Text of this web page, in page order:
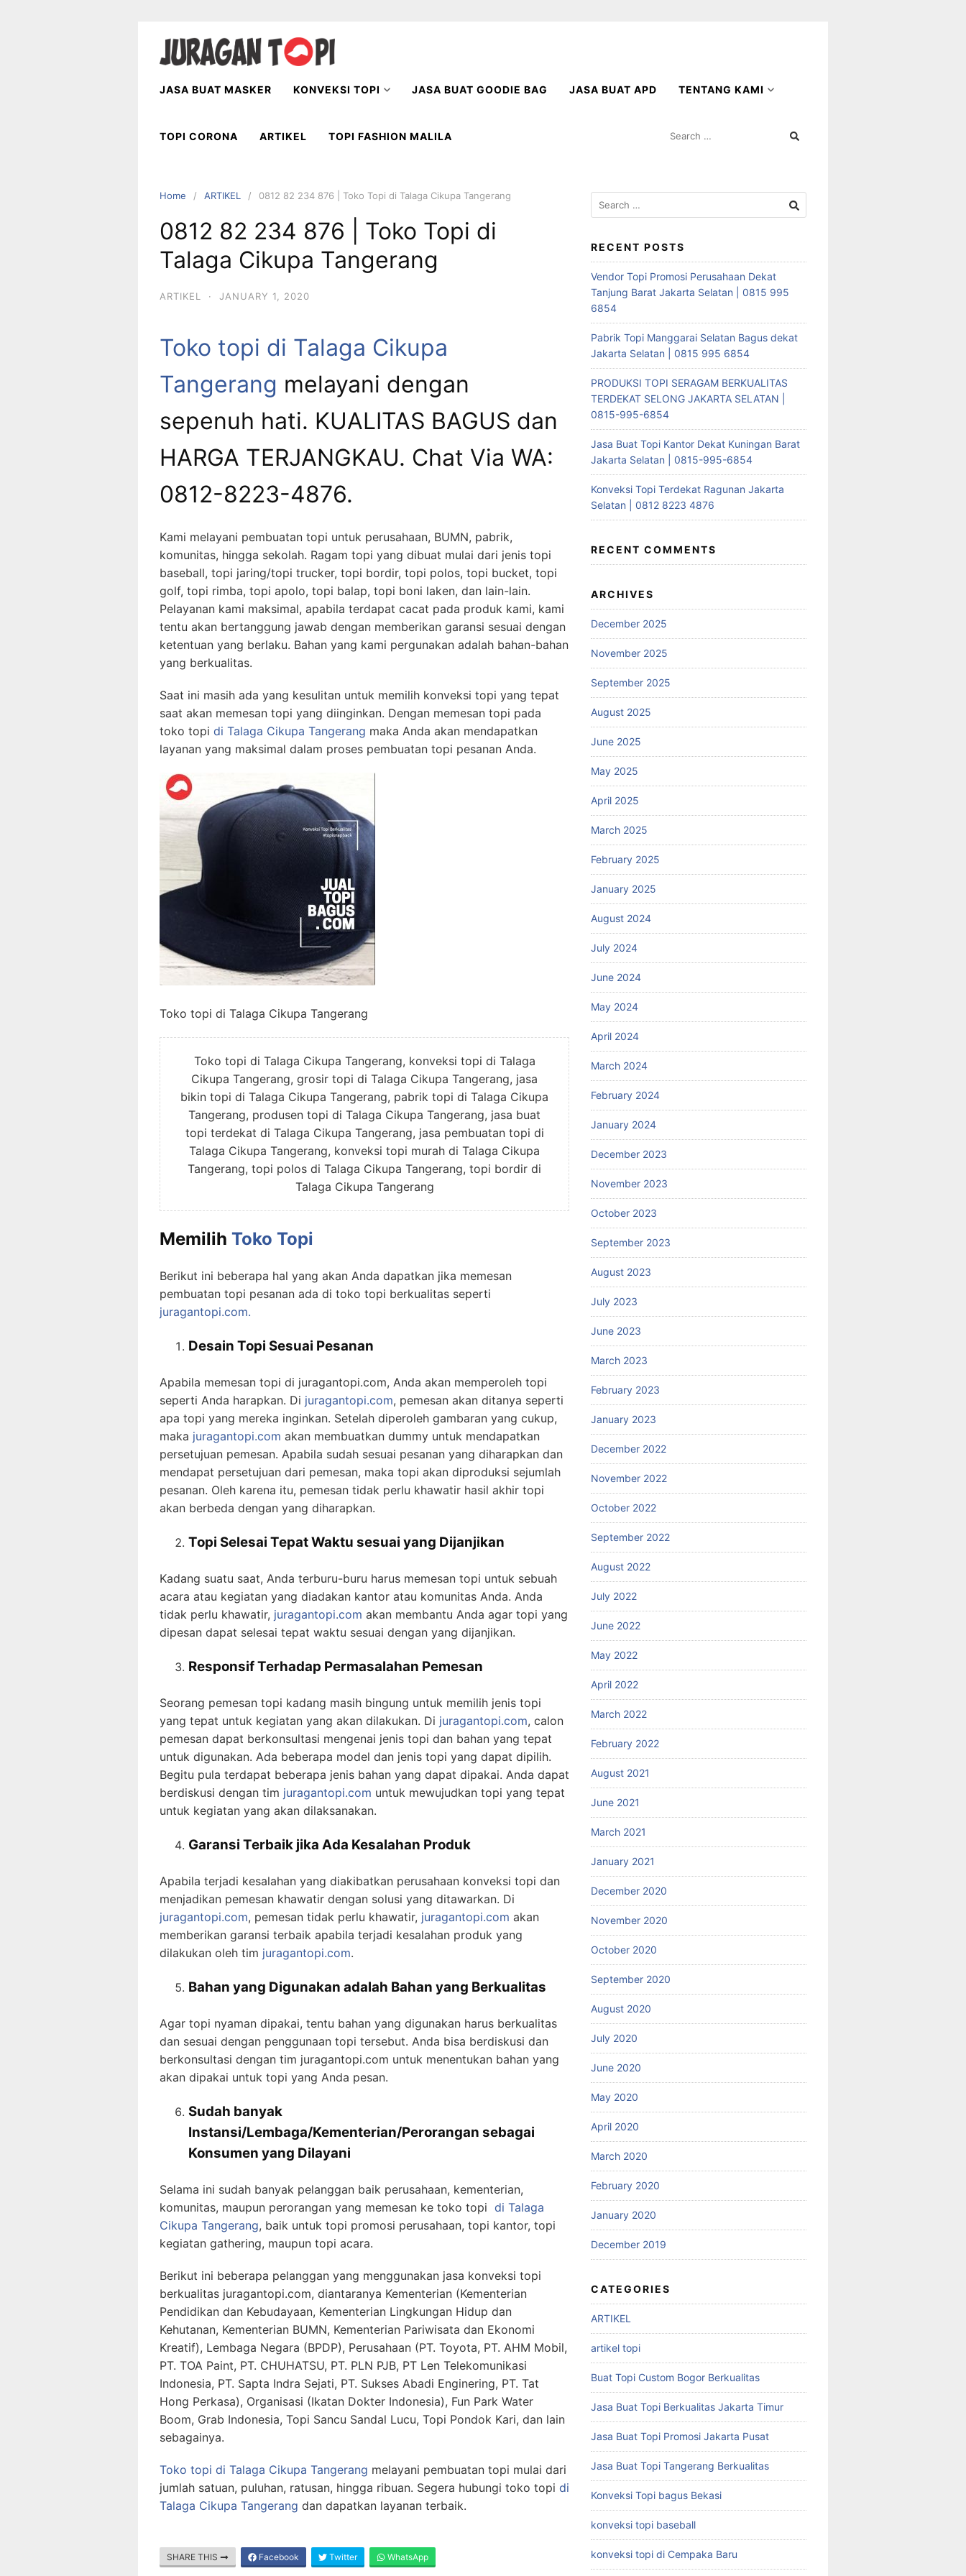
JASA BUAT MASKER KONVEKSI TOPI JASA BUAT GOODIE BAG JASA BUAT APD TENTANG KAMI
TOPI CORONA ARTIKEL TOPI FASHION MALILA
Home ARTIKEL 0812 82 234 876 | Toko Topi di Talaga Cikupa Tangerang
0812 82 234 876 | Toko Topi di
Talaga Cikupa Tangerang
ARTIKEL · JANUARY 1, 2020
Toko topi di Talaga Cikupa
Tangerang melayani dengan
sepenuh hati. KUALITAS BAGUS dan
HARGA TERJANGKAU. Chat Via WA:
0812-8223-4876.
Kami melayani pembuatan topi untuk perusahaan, BUMN, pabrik,
komunitas, hingga sekolah. Ragam topi yang dibuat mulai dari jenis topi
baseball, topi jaring/topi trucker, topi bordir, topi polos, topi bucket, topi
golf, topi rimba, topi apolo, topi balap, topi boni laken, dan lain-lain.
Pelayanan kami maksimal, apabila terdapat cacat pada produk kami, kami
tentu akan bertanggung jawab dengan memberikan garansi sesuai dengan
ketentuan yang berlaku. Bahan yang kami pergunakan adalah bahan-bahan
yang berkualitas.
Saat ini masih ada yang kesulitan untuk memilih konveksi topi yang tepat
saat akan memesan topi yang diinginkan. Dengan memesan topi pada
toko topi di Talaga Cikupa Tangerang maka Anda akan mendapatkan
layanan yang maksimal dalam proses pembuatan topi pesanan Anda.
Toko topi di Talaga Cikupa Tangerang
Toko topi di Talaga Cikupa Tangerang, konveksi topi di Talaga
Cikupa Tangerang, grosir topi di Talaga Cikupa Tangerang, jasa
bikin topi di Talaga Cikupa Tangerang, pabrik topi di Talaga Cikupa
Tangerang, produsen topi di Talaga Cikupa Tangerang, jasa buat
topi terdekat di Talaga Cikupa Tangerang, jasa pembuatan topi di
Talaga Cikupa Tangerang, konveksi topi murah di Talaga Cikupa
Tangerang, topi polos di Talaga Cikupa Tangerang, topi bordir di
Talaga Cikupa Tangerang
Memilih Toko Topi
Berikut ini beberapa hal yang akan Anda dapatkan jika memesan
pembuatan topi pesanan ada di toko topi berkualitas seperti
juragantopi.com.
Desain Topi Sesuai Pesanan
Apabila memesan topi di juragantopi.com, Anda akan memperoleh topi
seperti Anda harapkan. Di juragantopi.com, pemesan akan ditanya seperti
apa topi yang mereka inginkan. Setelah diperoleh gambaran yang cukup,
maka juragantopi.com akan membuatkan dummy untuk mendapatkan
persetujuan pemesan. Apabila sudah sesuai pesanan yang diharapkan dan
mendapat persetujuan dari pemesan, maka topi akan diproduksi sejumlah
pesanan. Oleh karena itu, pemesan tidak perlu khawatir hasil akhir topi
akan berbeda dengan yang diharapkan.
Topi Selesai Tepat Waktu sesuai yang Dijanjikan
Kadang suatu saat, Anda terburu-buru harus memesan topi untuk sebuah
acara atau kegiatan yang diadakan kantor atau komunitas Anda. Anda
tidak perlu khawatir, juragantopi.com akan membantu Anda agar topi yang
dipesan dapat selesai tepat waktu sesuai dengan yang dijanjikan.
Responsif Terhadap Permasalahan Pemesan
Seorang pemesan topi kadang masih bingung untuk memilih jenis topi
yang tepat untuk kegiatan yang akan dilakukan. Di juragantopi.com, calon
pemesan dapat berkonsultasi mengenai jenis topi dan bahan yang tepat
untuk digunakan. Ada beberapa model dan jenis topi yang dapat dipilih.
Begitu pula terdapat beberapa jenis bahan yang dapat dipakai. Anda dapat
berdiskusi dengan tim juragantopi.com untuk mewujudkan topi yang tepat
untuk kegiatan yang akan dilaksanakan.
Garansi Terbaik jika Ada Kesalahan Produk
Apabila terjadi kesalahan yang diakibatkan perusahaan konveksi topi dan
menjadikan pemesan khawatir dengan solusi yang ditawarkan. Di
juragantopi.com, pemesan tidak perlu khawatir, juragantopi.com akan
memberikan garansi terbaik apabila terjadi kesalahan produk yang
dilakukan oleh tim juragantopi.com.
Bahan yang Digunakan adalah Bahan yang Berkualitas
Agar topi nyaman dipakai, tentu bahan yang digunakan harus berkualitas
dan sesuai dengan penggunaan topi tersebut. Anda bisa berdiskusi dan
berkonsultasi dengan tim juragantopi.com untuk menentukan bahan yang
akan dipakai untuk topi yang Anda pesan.
Sudah banyak
Instansi/Lembaga/Kementerian/Perorangan sebagai
Konsumen yang Dilayani
Selama ini sudah banyak pelanggan baik perusahaan, kementerian,
komunitas, maupun perorangan yang memesan ke toko topi di Talaga
Cikupa Tangerang, baik untuk topi promosi perusahaan, topi kantor, topi
kegiatan gathering, maupun topi acara.
Berikut ini beberapa pelanggan yang menggunakan jasa konveksi topi
berkualitas juragantopi.com, diantaranya Kementerian (Kementerian
Pendidikan dan Kebudayaan, Kementerian Lingkungan Hidup dan
Kehutanan, Kementerian BUMN, Kementerian Pariwisata dan Ekonomi
Kreatif), Lembaga Negara (BPDP), Perusahaan (PT. Toyota, PT. AHM Mobil,
PT. TOA Paint, PT. CHUHATSU, PT. PLN PJB, PT Len Telekomunikasi
Indonesia, PT. Sapta Indra Sejati, PT. Sukses Abadi Enginering, PT. Tat
Hong Perkasa), Organisasi (Ikatan Dokter Indonesia), Fun Park Water
Boom, Grab Indonesia, Topi Sancu Sandal Lucu, Topi Pondok Kari, dan lain
sebagainya.
Toko topi di Talaga Cikupa Tangerang melayani pembuatan topi mulai dari
jumlah satuan, puluhan, ratusan, hingga ribuan. Segera hubungi toko topi di
Talaga Cikupa Tangerang dan dapatkan layanan terbaik.
SHARE THIS Facebook Twitter WhatsApp
Search
for:
RECENT POSTS
Vendor Topi Promosi Perusahaan Dekat
Tanjung Barat Jakarta Selatan | 0815 995
6854
Pabrik Topi Manggarai Selatan Bagus dekat
Jakarta Selatan | 0815 995 6854
PRODUKSI TOPI SERAGAM BERKUALITAS
TERDEKAT SELONG JAKARTA SELATAN |
0815-995-6854
Jasa Buat Topi Kantor Dekat Kuningan Barat
Jakarta Selatan | 0815-995-6854
Konveksi Topi Terdekat Ragunan Jakarta
Selatan | 0812 8223 4876
RECENT COMMENTS
ARCHIVES
December 2025
November 2025
September 2025
August 2025
June 2025
May 2025
April 2025
March 2025
February 2025
January 2025
August 2024
July 2024
June 2024
May 2024
April 2024
March 2024
February 2024
January 2024
December 2023
November 2023
October 2023
September 2023
August 2023
July 2023
June 2023
March 2023
February 2023
January 2023
December 2022
November 2022
October 2022
September 2022
August 2022
July 2022
June 2022
May 2022
April 2022
March 2022
February 2022
August 2021
June 2021
March 2021
January 2021
December 2020
November 2020
October 2020
September 2020
August 2020
July 2020
June 2020
May 2020
April 2020
March 2020
February 2020
January 2020
December 2019
CATEGORIES
ARTIKEL
artikel topi
Buat Topi Custom Bogor Berkualitas
Jasa Buat Topi Berkualitas Jakarta Timur
Jasa Buat Topi Promosi Jakarta Pusat
Jasa Buat Topi Tangerang Berkualitas
Konveksi Topi bagus Bekasi
konveksi topi baseball
konveksi topi di Cempaka Baru